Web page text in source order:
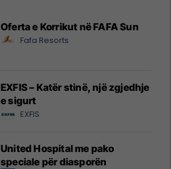
Oferta e Korrikut në FAFA Sun
Fafa Resorts
EXFIS – Katër stinë, një zgjedhje
e sigurt
EXFIS
United Hospital me pako
speciale për diasporën